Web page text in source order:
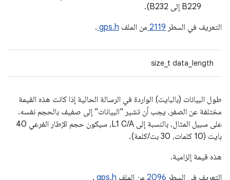
B229 إلى B232).
التعريف في السطر 2119 من الملف gps.h
.
size_t data_length
طول البيانات (بالبايت) الواردة في الرسالة الحالية إذا كانت هذه القيمة
مختلفة عن الصفر، يجب أن تشير "البيانات" إلى صفيف بالحجم نفسه.
على سبيل المثال، بالنسبة إلى L1 C/A، سيكون حجم الإطار الفرعي 40
بايت (10 كلمات، 30 بت/كلمة).
هذه قيمة إلزامية.
التعريف في السطر 2096 من الملف gps.h
.